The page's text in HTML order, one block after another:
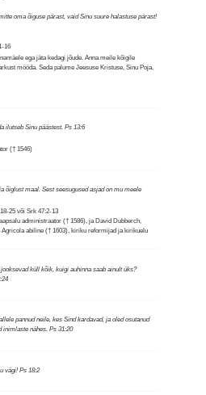
oma õiguse pärast, vaid Sinu suure halastuse pärast!
16
ega jäta kedagi jõude. Anna meile kõigile
mööda. Seda palume Jeesuse Kristuse, Sinu Poja,
ilutseb Sinu päästest. Ps 13:6
(† 1546)
õiglust maal. Sest seesugused asjad on mu meele
25 või Srk 47:2-13
administraator († 1586), ja David Dubberch,
abiline († 1603), kiriku reformijad ja kirikuelu
küll kõik, kuigi auhinna saab ainult üks?
pannud neile, kes Sind kardavad, ja oled osutanud
inimlaste nähes. Ps 31:20
vägi! Ps 18:2